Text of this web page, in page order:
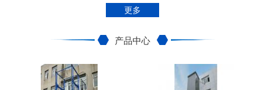
更多
产品中心